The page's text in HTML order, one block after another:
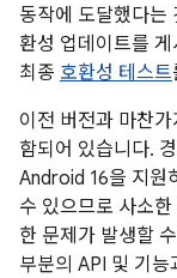
동작에 도달했다는
환성 업데이트를
최종 호환성 테스트
이전 버전과 마찬
함되어 있습니다.
Android 16을 지원
수 있으므로 사소
한 문제가 발생할
부분의 API 및 기